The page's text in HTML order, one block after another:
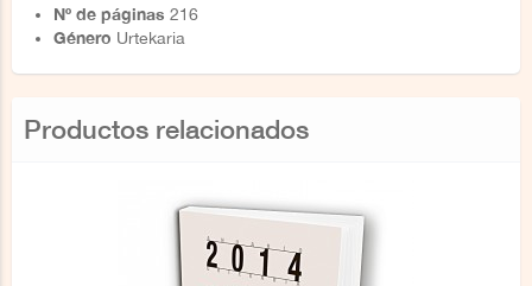
Nº de páginas 216
Género Urtekaria
Productos relacionados